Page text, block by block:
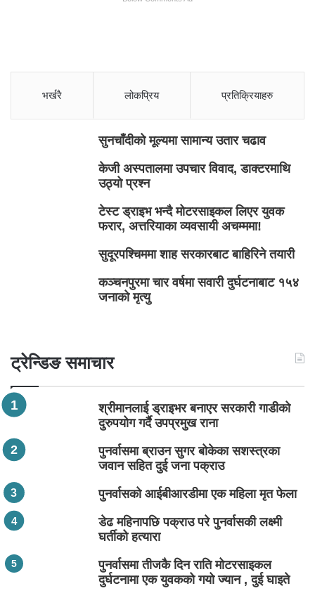
भर्खरै लोकप्रिय प्रतिक्रियाहरु
सुनचाँदीको मूल्यमा सामान्य उतार चढाव
केजी अस्पतालमा उपचार विवाद, डाक्टरमाथि
उठ्यो प्रश्न
टेस्ट ड्राइभ भन्दै मोटरसाइकल लिएर युवक
फरार, अत्तरियाका व्यवसायी अचम्ममा!
सुदूरपश्चिममा शाह सरकारबाट बाहिरिने तयारी
कञ्चनपुरमा चार वर्षमा सवारी दुर्घटनाबाट १५४
जनाको मृत्यु
ट्रेन्डिङ समाचार
श्रीमानलाई ड्राइभर बनाएर सरकारी गाडीको
दुरुपयोग गर्दै उपप्रमुख राना
पुनर्वासमा ब्राउन सुगर बोकेका सशस्त्रका
जवान सहित दुई जना पक्राउ
पुनर्वासको आईबीआरडीमा एक महिला मृत फेला
डेढ महिनापछि पक्राउ परे पुनर्वासकी लक्ष्मी
घर्तीको हत्यारा
पुनर्वासमा तीजकै दिन राति मोटरसाइकल
दुर्घटनामा एक युवकको गयो ज्यान , दुई घाइते